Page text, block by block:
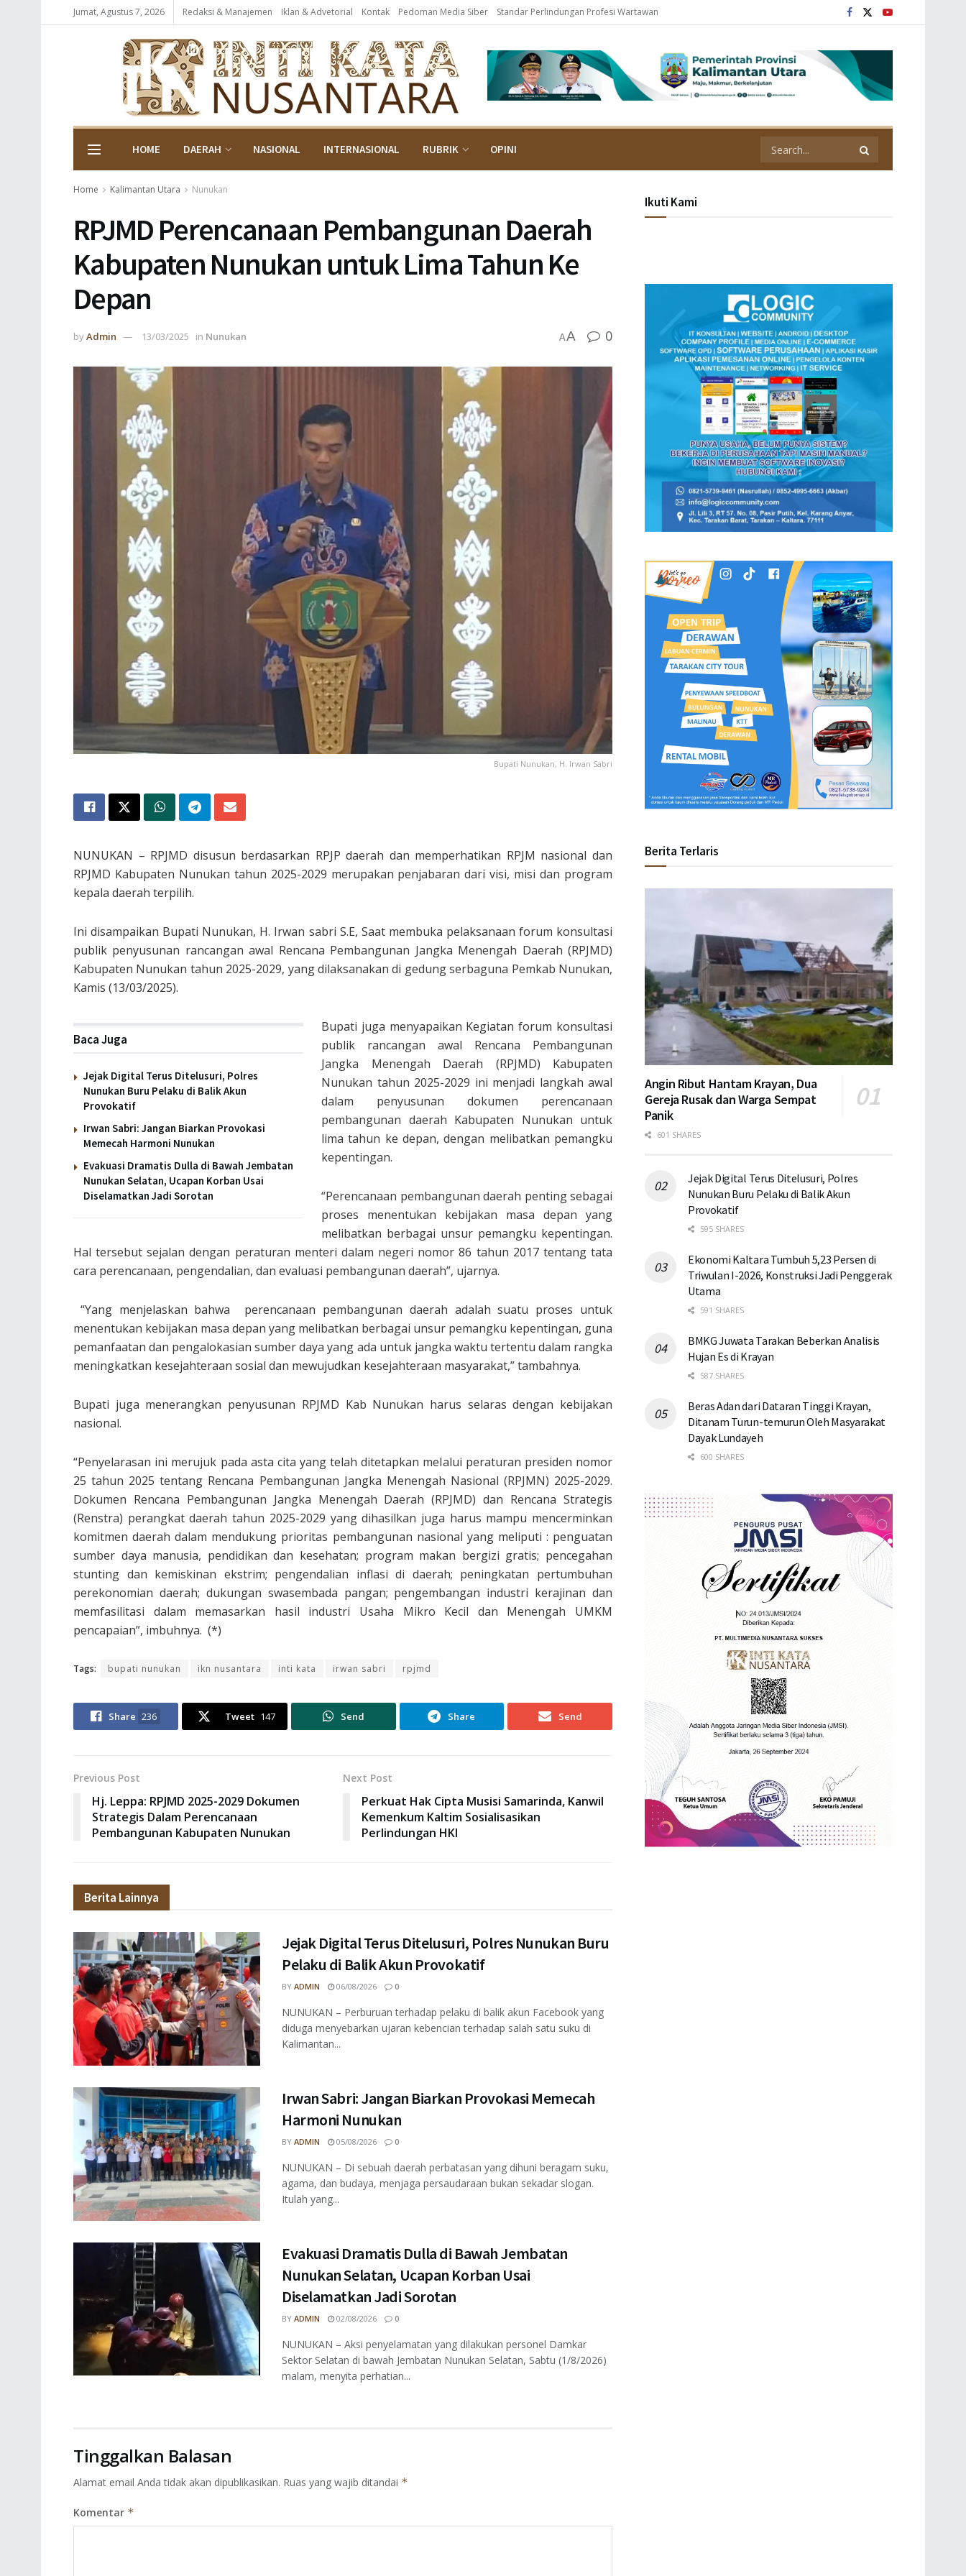
Jumat, Agustus 7, 2026 Redaksi & Manajemen Iklan & Advetorial Kontak Pedoman Media Siber Standar Perlindungan Profesi Wartawan
HOME DAERAH NASIONAL INTERNASIONAL RUBRIK OPINI
Home Kalimantan Utara Nunukan
RPJMD Perencanaan Pembangunan Daerah
Kabupaten Nunukan untuk Lima Tahun Ke
Depan
byAdmin 13/03/2025 in Nunukan AA 0
Bupati Nunukan, H. Irwan Sabri
NUNUKAN – RPJMD disusun berdasarkan RPJP daerah dan memperhatikan RPJM nasional dan
RPJMD Kabupaten Nunukan tahun 2025-2029 merupakan penjabaran dari visi, misi dan program
kepala daerah terpilih.
Ini disampaikan Bupati Nunukan, H. Irwan sabri S.E, Saat membuka pelaksanaan forum konsultasi
publik penyusunan rancangan awal Rencana Pembangunan Jangka Menengah Daerah (RPJMD)
Kabupaten Nunukan tahun 2025-2029, yang dilaksanakan di gedung serbaguna Pemkab Nunukan,
Kamis (13/03/2025).
Baca Juga
Jejak Digital Terus Ditelusuri, Polres
Nunukan Buru Pelaku di Balik Akun
Provokatif
Irwan Sabri: Jangan Biarkan Provokasi
Memecah Harmoni Nunukan
Evakuasi Dramatis Dulla di Bawah Jembatan
Nunukan Selatan, Ucapan Korban Usai
Diselamatkan Jadi Sorotan
Bupati juga menyapaikan Kegiatan forum konsultasi
publik rancangan awal Rencana Pembangunan
Jangka Menengah Daerah (RPJMD) Kabupaten
Nunukan tahun 2025-2029 ini menjadi langkah awal
dalam penyusunan dokumen perencanaan
pembangunan daerah Kabupaten Nunukan untuk
lima tahun ke depan, dengan melibatkan pemangku
kepentingan.
“Perencanaan pembangunan daerah penting sebagai
proses menentukan kebijakan masa depan yang
melibatkan berbagai unsur pemangku kepentingan.
Hal tersebut sejalan dengan peraturan menteri dalam negeri nomor 86 tahun 2017 tentang tata
cara perencanaan, pengendalian, dan evaluasi pembangunan daerah”, ujarnya.
“Yang menjelaskan bahwa perencanaan pembangunan daerah adalah suatu proses untuk
menentukan kebijakan masa depan yang melibatkan berbagai unsur pemangku kepentingan, guna
pemanfaatan dan pengalokasian sumber daya yang ada untuk jangka waktu tertentu dalam rangka
meningkatkan kesejahteraan sosial dan mewujudkan kesejahteraan masyarakat,” tambahnya.
Bupati juga menerangkan penyusunan RPJMD Kab Nunukan harus selaras dengan kebijakan
nasional.
“Penyelarasan ini merujuk pada asta cita yang telah ditetapkan melalui peraturan presiden nomor
25 tahun 2025 tentang Rencana Pembangunan Jangka Menengah Nasional (RPJMN) 2025-2029.
Dokumen Rencana Pembangunan Jangka Menengah Daerah (RPJMD) dan Rencana Strategis
(Renstra) perangkat daerah tahun 2025-2029 yang dihasilkan juga harus mampu mencerminkan
komitmen daerah dalam mendukung prioritas pembangunan nasional yang meliputi : penguatan
sumber daya manusia, pendidikan dan kesehatan; program makan bergizi gratis; pencegahan
stunting dan kemiskinan ekstrim; pengendalian inflasi di daerah; peningkatan pertumbuhan
perekonomian daerah; dukungan swasembada pangan; pengembangan industri kerajinan dan
memfasilitasi dalam memasarkan hasil industri Usaha Mikro Kecil dan Menengah UMKM
pencapaian”, imbuhnya. (*)
Tags: bupati nunukan ikn nusantara inti kata irwan sabri rpjmd
Share 236 Tweet 147 Send Share Send
Previous Post
Hj. Leppa: RPJMD 2025-2029 Dokumen
Strategis Dalam Perencanaan
Pembangunan Kabupaten Nunukan
Next Post
Perkuat Hak Cipta Musisi Samarinda, Kanwil
Kemenkum Kaltim Sosialisasikan
Perlindungan HKI
Berita Lainnya
Jejak Digital Terus Ditelusuri, Polres Nunukan Buru
Pelaku di Balik Akun Provokatif
BY ADMIN 06/08/2026 0
NUNUKAN – Perburuan terhadap pelaku di balik akun Facebook yang
diduga menyebarkan ujaran kebencian terhadap salah satu suku di
Kalimantan...
Irwan Sabri: Jangan Biarkan Provokasi Memecah
Harmoni Nunukan
BY ADMIN 05/08/2026 0
NUNUKAN – Di sebuah daerah perbatasan yang dihuni beragam suku,
agama, dan budaya, menjaga persaudaraan bukan sekadar slogan.
Itulah yang...
Evakuasi Dramatis Dulla di Bawah Jembatan
Nunukan Selatan, Ucapan Korban Usai
Diselamatkan Jadi Sorotan
BY ADMIN 02/08/2026 0
NUNUKAN – Aksi penyelamatan yang dilakukan personel Damkar
Sektor Selatan di bawah Jembatan Nunukan Selatan, Sabtu (1/8/2026)
malam, menyita perhatian...
Tinggalkan Balasan
Alamat email Anda tidak akan dipublikasikan. Ruas yang wajib ditandai *
Komentar *
Ikuti Kami
Berita Terlaris
Angin Ribut Hantam Krayan, Dua
Gereja Rusak dan Warga Sempat
Panik
601 SHARES
Jejak Digital Terus Ditelusuri, Polres
Nunukan Buru Pelaku di Balik Akun
Provokatif
595 SHARES
Ekonomi Kaltara Tumbuh 5,23 Persen di
Triwulan I-2026, Konstruksi Jadi Penggerak
Utama
591 SHARES
BMKG Juwata Tarakan Beberkan Analisis
Hujan Es di Krayan
587 SHARES
Beras Adan dari Dataran Tinggi Krayan,
Ditanam Turun-temurun Oleh Masyarakat
Dayak Lundayeh
600 SHARES